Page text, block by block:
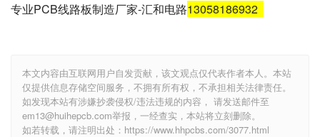
专业PCB线路板制造厂家-汇和电路13058186932
本文内容由互联网用户自发贡献，该文观点仅代表作者本人。本站
仅提供信息存储空间服务，不拥有所有权，不承担相关法律责任。
如发现本站有涉嫌抄袭侵权/违法违规的内容， 请发送邮件至
em13@huihepcb.com举报，一经查实，本站将立刻删除。
如若转载，请注明出处：https://www.hhpcbs.com/3077.html